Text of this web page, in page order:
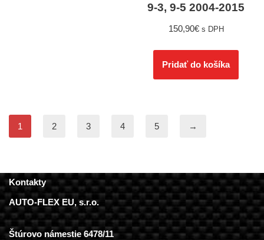
9-3, 9-5 2004-2015
150,90€ s DPH
Pridať do košíka
1 2 3 4 5 →
Kontakty
AUTO-FLEX EU, s.r.o.
Štúrovo námestie 6478/11